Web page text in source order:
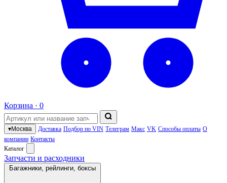
Корзина · 0
▾Москва Доставка Подбор по VIN Телеграм Макс VK Способы оплаты О
компании Контакты
Каталог
Запчасти и расходники
Багажники, рейлинги, боксы